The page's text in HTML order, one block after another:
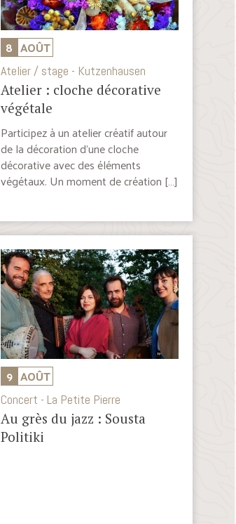
8 AOÛT
Atelier / stage - Kutzenhausen
Atelier : cloche décorative
végétale
Participez à un atelier créatif autour
de la décoration d’une cloche
décorative avec des éléments
végétaux. Un moment de création […]
9 AOÛT
Concert - La Petite Pierre
Au grès du jazz : Sousta
Politiki